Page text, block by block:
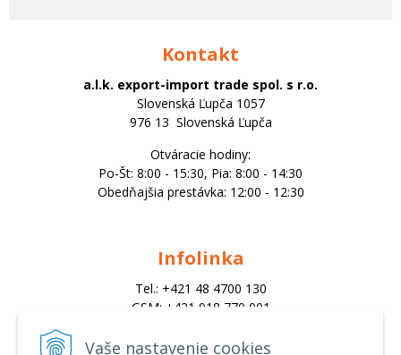
Vaše nastavenie cookies
Kontakt
a.l.k. export-import trade spol. s r.o.
Slovenská Ľupča 1057
976 13 Slovenská Ľupča
Otváracie hodiny:
Po-Št: 8:00 - 15:30, Pia: 8:00 - 14:30
Obedňajšia prestávka: 12:00 - 12:30
Infolinka
Tel.: +421 48 4700 130
GSM: +421 918 770 001
trade@alk.sk